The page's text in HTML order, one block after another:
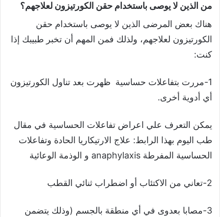
من الذين لا يوصى باستخدام حقن الكورتيزون لعلاجهم؟
هناك بعض المرضى الذين لا يوصى باستخدام حقن
الكورتيزون لعلاجهم، ولذلك فمن المهم أن تخبر طبيبك إذا
كنت:
1-مررت بتفاعلات حساسية ظهرت بعد تناول الكورتيزون
أي أدوية أخرى.
يمكن التعرف علي اعراض تفاعلات الحساسية في مقال
طب اليوم بهذا الرابط: علاج الارتيكاريا الحادة وتفاعلات
الحساسية المفرطة anaphylaxis و الوذمة الوعائية
2-تعاني من الاكتئاب أو اضطراب ثنائي القطب
3-مصابا بعدوى في أي منطقة بالجسم (وذلك يتضمن